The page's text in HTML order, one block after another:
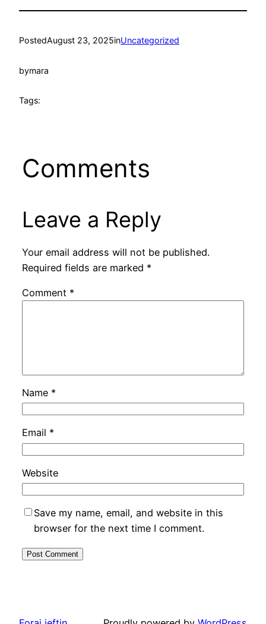
PostedAugust 23, 2025inUncategorized
bymara
Tags:
Comments
Leave a Reply
Your email address will not be published.
Required fields are marked *
Comment *
Name *
Email *
Website
Save my name, email, and website in this
browser for the next time I comment.